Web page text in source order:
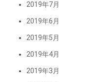
2019年7月
2019年6月
2019年5月
2019年4月
2019年3月